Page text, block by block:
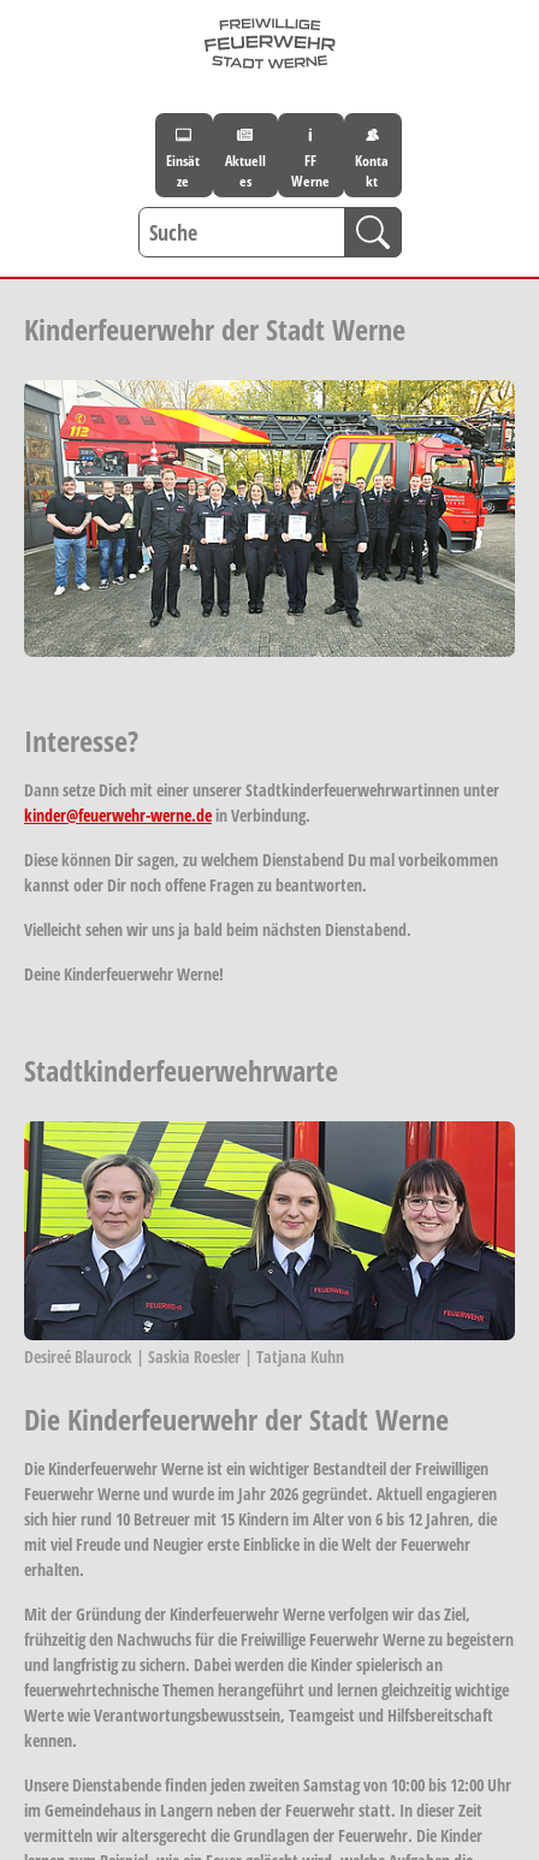
Einsät
ze
Aktuell
es
FF
Werne
Konta
kt
Kinderfeuerwehr der Stadt Werne
Interesse?
Dann setze Dich mit einer unserer Stadtkinderfeuerwehrwartinnen unter
kinder@feuerwehr-werne.de in Verbindung.
Diese können Dir sagen, zu welchem Dienstabend Du mal vorbeikommen
kannst oder Dir noch offene Fragen zu beantworten.
Vielleicht sehen wir uns ja bald beim nächsten Dienstabend.
Deine Kinderfeuerwehr Werne!
Stadtkinderfeuerwehrwarte
Show larger version
Desireé Blaurock | Saskia Roesler | Tatjana Kuhn
Die Kinderfeuerwehr der Stadt Werne
Die Kinderfeuerwehr Werne ist ein wichtiger Bestandteil der Freiwilligen
Feuerwehr Werne und wurde im Jahr 2026 gegründet. Aktuell engagieren
sich hier rund 10 Betreuer mit 15 Kindern im Alter von 6 bis 12 Jahren, die
mit viel Freude und Neugier erste Einblicke in die Welt der Feuerwehr
erhalten.
Mit der Gründung der Kinderfeuerwehr Werne verfolgen wir das Ziel,
frühzeitig den Nachwuchs für die Freiwillige Feuerwehr Werne zu begeistern
und langfristig zu sichern. Dabei werden die Kinder spielerisch an
feuerwehrtechnische Themen herangeführt und lernen gleichzeitig wichtige
Werte wie Verantwortungsbewusstsein, Teamgeist und Hilfsbereitschaft
kennen.
Unsere Dienstabende finden jeden zweiten Samstag von 10:00 bis 12:00 Uhr
im Gemeindehaus in Langern neben der Feuerwehr statt. In dieser Zeit
vermitteln wir altersgerecht die Grundlagen der Feuerwehr. Die Kinder